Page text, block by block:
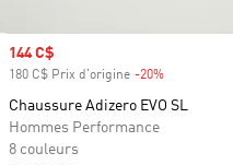
Prix soldé
144 C$
180 C$ Prix d'origine -20%
Chaussure Adizero EVO SL
Hommes Performance
8 couleurs